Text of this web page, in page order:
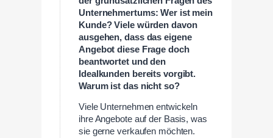
Unternehmertums: Wer ist mein
Kunde? Viele würden davon
ausgehen, dass das eigene
Angebot diese Frage doch
beantwortet und den
Idealkunden bereits vorgibt.
Warum ist das nicht so?
Viele Unternehmen entwickeln
ihre Angebote auf der Basis, was
sie gerne verkaufen möchten.